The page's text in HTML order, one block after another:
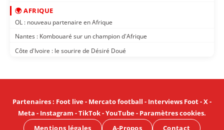
🌍 AFRIQUE
OL : nouveau partenaire en Afrique
Nantes : Kombouaré sur un champion d'Afrique
Côte d'Ivoire : le sourire de Désiré Doué
Partenaires: Foot live- Mercato football - Interviews Foot-X-
Meta - Instagram -TikTok-YouTube- Paramètres cookies.
Mentions légales
A-Propos Contact